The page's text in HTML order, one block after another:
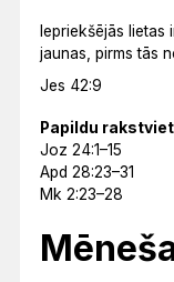
Iepriekšējās
jaunas, pirms tās
Jes 42:9
Papildu
Joz 24:1–15
Apd 28:23–31
Mk 2:23–28